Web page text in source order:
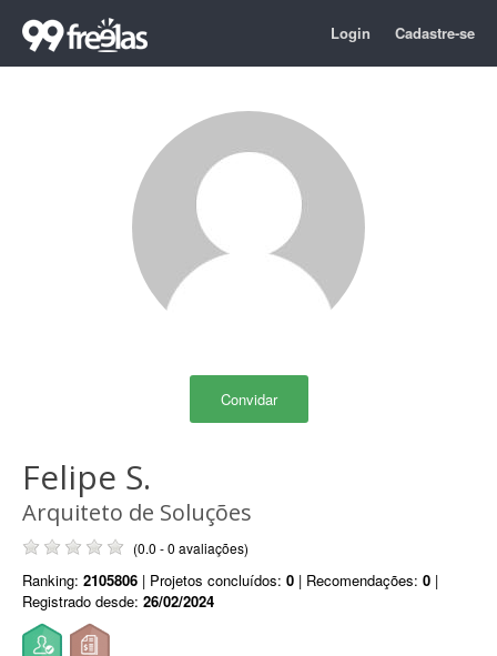
Login Cadastre-se
Convidar
Felipe S.
Arquiteto de Soluções
(0.0 - 0 avaliações)
Ranking: 2105806 | Projetos concluídos: 0 | Recomendações: 0 |
Registrado desde: 26/02/2024